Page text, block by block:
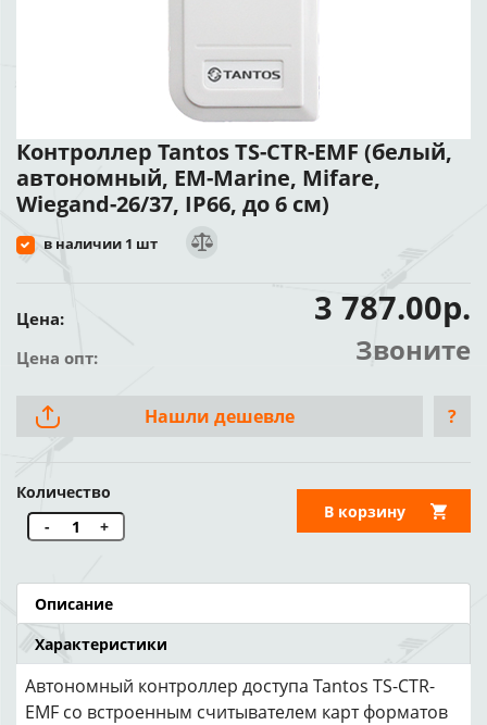
Контроллер Tantos TS-CTR-EMF (белый,
автономный, EM-Marine, Mifare,
Wiegand-26/37, IP66, до 6 см)
в наличии 1 шт
Цена: 3 787.00р.
Цена опт: Звоните
Нашли дешевле ?
Количество
-
+
В корзину
Описание
Характеристики
Автономный контроллер доступа Tantos TS-CTR-
EMF со встроенным считывателем карт форматов